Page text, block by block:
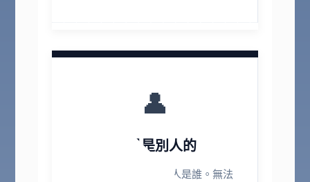
👤
會員是別人的
您不知道吃您便當的人是誰。無法